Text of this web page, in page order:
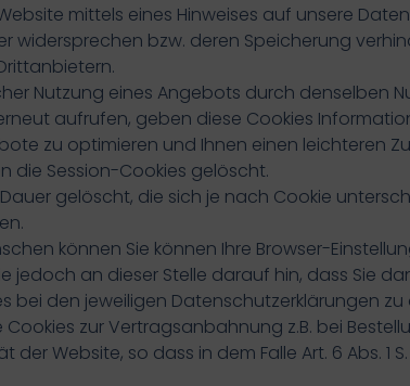
mittels eines Hinweises auf unsere
bzw. deren Speicherung
Nutzung eines Angebots durch denselben
aufrufen, geben diese Cookies
zu optimieren und Ihnen einen leichteren
die Session-Cookies gelöscht.
gelöscht, die sich je nach Cookie
können Sie können Ihre Browser-
jedoch an dieser Stelle darauf hin, dass Sie
bei den jeweiligen Datenschutzerklärungen
Cookies zur Vertragsanbahnung z.B. bei
Website, so dass in dem Falle Art. 6 Abs. 1 S.